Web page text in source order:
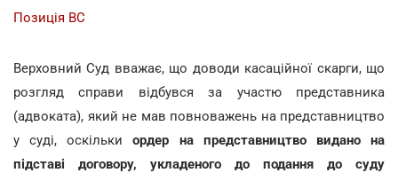
Позиція ВС
Верховний Суд вважає, що доводи касаційної скарги, що
розгляд справи відбувся за участю представника
(адвоката), який не мав повноважень на представництво
у суді, оскільки ордер на представництво видано на
підставі договору, укладеного до подання до суду